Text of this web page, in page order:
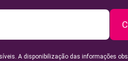
A disponibilização das informações